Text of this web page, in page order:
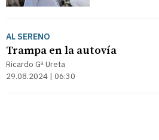
AL SERENO
Trampa en la autovía
Ricardo Gª Ureta
29.08.2024 | 06:30